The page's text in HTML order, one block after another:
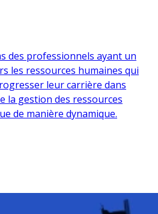
des professionnels ayant un
les ressources humaines qui
leur carrière dans
la gestion des ressources
de manière dynamique.